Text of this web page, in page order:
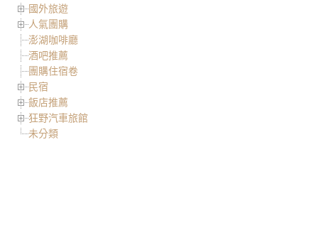
國外旅遊
人氣團購
澎湖咖啡廳
酒吧推薦
團購住宿卷
民宿
飯店推薦
狂野汽車旅館
未分類